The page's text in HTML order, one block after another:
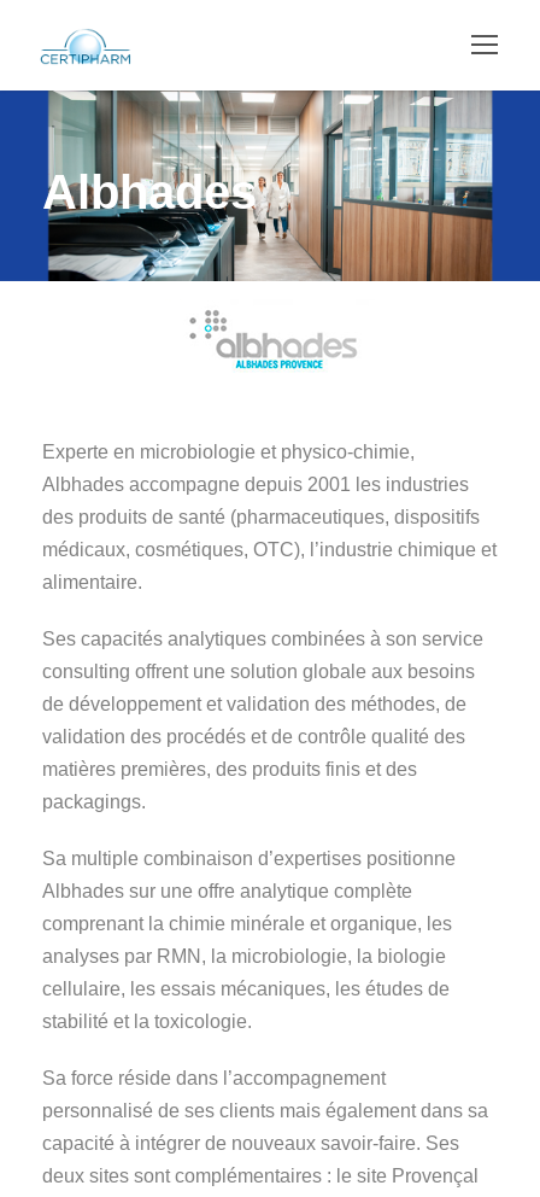
Albhades
Experte en microbiologie et physico-chimie,
Albhades accompagne depuis 2001 les industries
des produits de santé (pharmaceutiques, dispositifs
médicaux, cosmétiques, OTC), l’industrie chimique et
alimentaire.
Ses capacités analytiques combinées à son service
consulting offrent une solution globale aux besoins
de développement et validation des méthodes, de
validation des procédés et de contrôle qualité des
matières premières, des produits finis et des
packagings.
Sa multiple combinaison d’expertises positionne
Albhades sur une offre analytique complète
comprenant la chimie minérale et organique, les
analyses par RMN, la microbiologie, la biologie
cellulaire, les essais mécaniques, les études de
stabilité et la toxicologie.
Sa force réside dans l’accompagnement
personnalisé de ses clients mais également dans sa
capacité à intégrer de nouveaux savoir-faire. Ses
deux sites sont complémentaires : le site Provençal